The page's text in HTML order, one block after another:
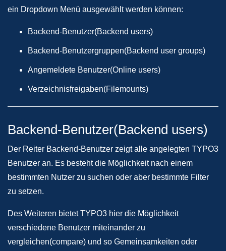
ein Dropdown Menü ausgewählt werden können:
Backend-Benutzer(Backend users)
Backend-Benutzergruppen(Backend user groups)
Angemeldete Benutzer(Online users)
Verzeichnisfreigaben(Filemounts)
Backend-Benutzer(Backend users)
Der Reiter Backend-Benutzer zeigt alle angelegten TYPO3
Benutzer an. Es besteht die Möglichkeit nach einem
bestimmten Nutzer zu suchen oder aber bestimmte Filter
zu setzen.
Des Weiteren bietet TYPO3 hier die Möglichkeit
verschiedene Benutzer miteinander zu
vergleichen(compare) und so Gemeinsamkeiten oder